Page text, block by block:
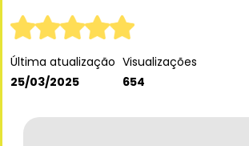
Última atualização
25/03/2025
Visualizações
654